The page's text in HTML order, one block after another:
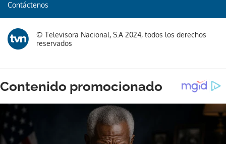
Contáctenos
© Televisora Nacional, S.A 2024, todos los derechos
reservados